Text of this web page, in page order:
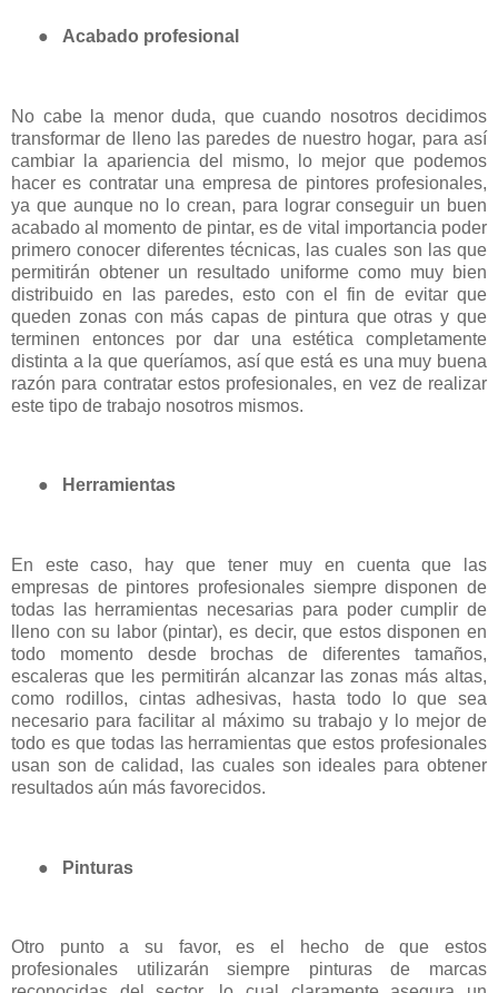
● Acabado profesional
No cabe la menor duda, que cuando nosotros decidimos
transformar de lleno las paredes de nuestro hogar, para así
cambiar la apariencia del mismo, lo mejor que podemos
hacer es contratar una empresa de pintores profesionales,
ya que aunque no lo crean, para lograr conseguir un buen
acabado al momento de pintar, es de vital importancia poder
primero conocer diferentes técnicas, las cuales son las que
permitirán obtener un resultado uniforme como muy bien
distribuido en las paredes, esto con el fin de evitar que
queden zonas con más capas de pintura que otras y que
terminen entonces por dar una estética completamente
distinta a la que queríamos, así que está es una muy buena
razón para contratar estos profesionales, en vez de realizar
este tipo de trabajo nosotros mismos.
● Herramientas
En este caso, hay que tener muy en cuenta que las
empresas de pintores profesionales siempre disponen de
todas las herramientas necesarias para poder cumplir de
lleno con su labor (pintar), es decir, que estos disponen en
todo momento desde brochas de diferentes tamaños,
escaleras que les permitirán alcanzar las zonas más altas,
como rodillos, cintas adhesivas, hasta todo lo que sea
necesario para facilitar al máximo su trabajo y lo mejor de
todo es que todas las herramientas que estos profesionales
usan son de calidad, las cuales son ideales para obtener
resultados aún más favorecidos.
● Pinturas
Otro punto a su favor, es el hecho de que estos
profesionales utilizarán siempre pinturas de marcas